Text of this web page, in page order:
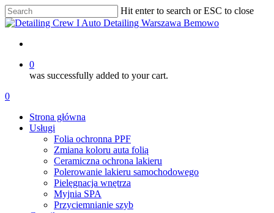
Skip
to
content
Hit enter to search or ESC to close
Close
0
was successfully added to your cart.
Menu
account
0
Strona główna
Usługi
Folia ochronna PPF
Zmiana koloru auta folią
Ceramiczna ochrona lakieru
Polerowanie lakieru samochodowego
Pielęgnacja wnętrza
Myjnia SPA
Przyciemnianie szyb